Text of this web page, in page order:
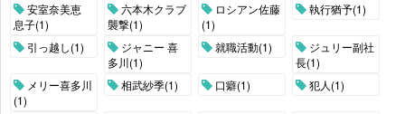
安室奈美恵
息子(1)
六本木クラブ
襲撃(1)
ロシアン佐藤
(1)
執行猶予(1)
引っ越し(1)
ジャニー 喜
多川(1)
就職活動(1)
ジュリー副社
長(1)
メリー喜多川
(1)
相武紗季(1) 口癖(1) 犯人(1)